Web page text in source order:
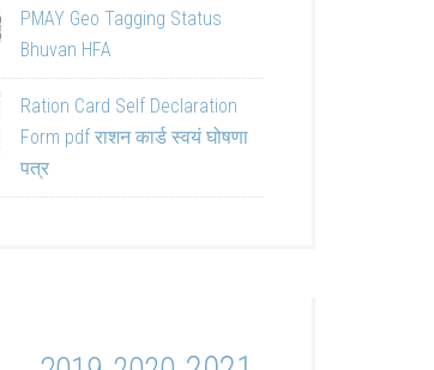
PMAY Geo Tagging Status
Bhuvan HFA
Ration Card Self Declaration
Form pdf राशन कार्ड स्वयं घोषणा
पत्र